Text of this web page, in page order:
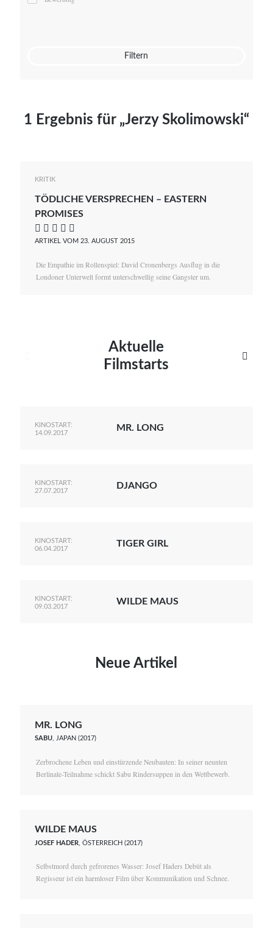
Mato von Vogelstein
Filtern
1 Ergebnis für „Jerzy Skolimowski“
KRITIK
TÖDLICHE VERSPRECHEN – EASTERN
PROMISES
    
ARTIKEL VOM 23. AUGUST 2015
Die Empathie im Rollenspiel: David Cronenbergs Ausflug in die
Londoner Unterwelt formt unterschwellig seine Gangster um.
Aktuelle
Filmstarts

KINOSTART:
14.09.2017
MR. LONG
KINOSTART:
27.07.2017
DJANGO
KINOSTART:
06.04.2017
TIGER GIRL
KINOSTART:
09.03.2017
WILDE MAUS
Neue Artikel
MR. LONG
SABU, JAPAN (2017)
Zerbrochene Leben und einstürzende Neubauten: In seiner neunten
Berlinale-Teilnahme schickt Sabu Rindersuppen in den Wettbewerb.
WILDE MAUS
JOSEF HADER , ÖSTERREICH (2017)
Selbstmord durch gefrorenes Wasser: Josef Haders Debüt als
Regisseur ist ein harmloser Film über Kommunikation und Schnee.